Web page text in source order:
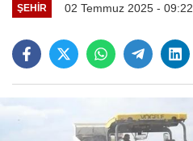
ŞEHIR 02 Temmuz 2025 - 09:22